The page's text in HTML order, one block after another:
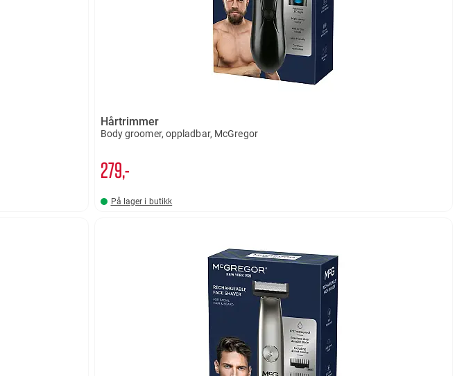
Hårtrimmer
Body groomer, oppladbar, McGregor
279,-
På lager i butikk